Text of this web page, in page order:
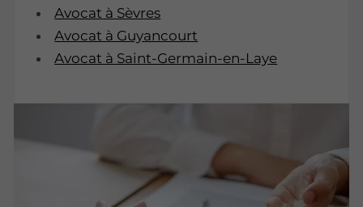
Avocat à Sèvres
Avocat à Guyancourt
Avocat à Saint-Germain-en-Laye